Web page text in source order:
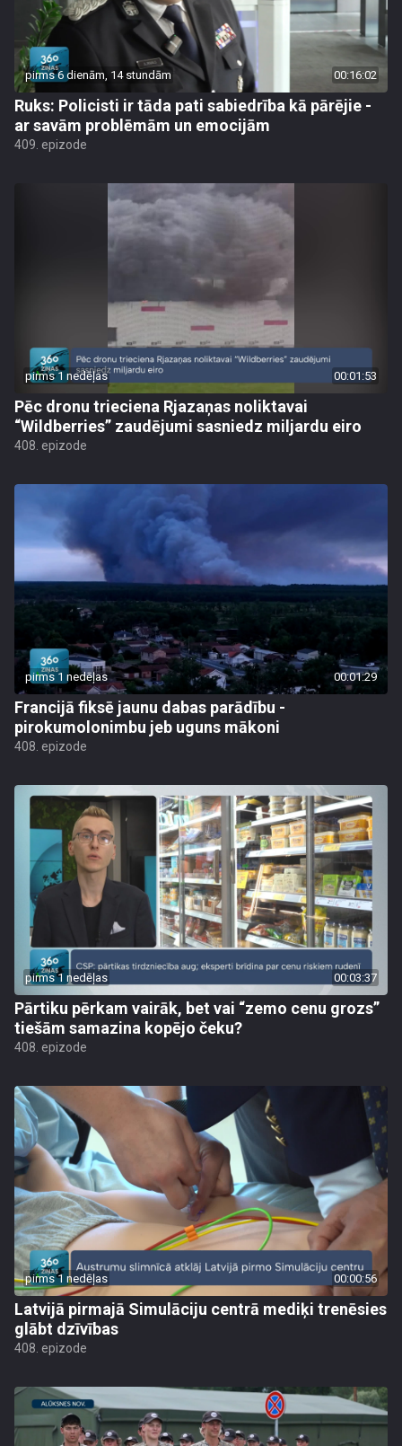
pirms 6 dienām, 14 stundām 00:16:02
Ruks: Policisti ir tāda pati sabiedrība kā pārējie -
ar savām problēmām un emocijām
409. epizode
pirms 1 nedēļas 00:01:53
Pēc dronu trieciena Rjazaņas noliktavai
“Wildberries” zaudējumi sasniedz miljardu eiro
408. epizode
pirms 1 nedēļas 00:01:29
Francijā fiksē jaunu dabas parādību -
pirokumolonimbu jeb uguns mākoni
408. epizode
pirms 1 nedēļas 00:03:37
Pārtiku pērkam vairāk, bet vai “zemo cenu grozs”
tiešām samazina kopējo čeku?
408. epizode
pirms 1 nedēļas 00:00:56
Latvijā pirmajā Simulāciju centrā mediķi trenēsies
glābt dzīvības
408. epizode